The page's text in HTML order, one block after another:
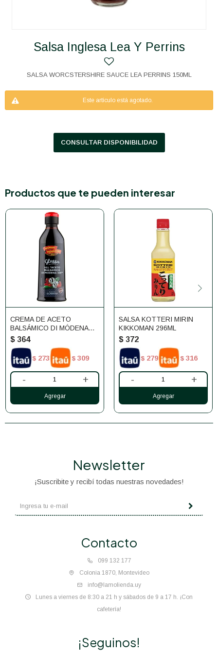
Salsa Inglesa Lea Y Perrins
SALSA WORCSTERSHIRE SAUCE LEA PERRINS 150ML
Este artículo está agotado.
CONSULTAR DISPONIBILIDAD
Productos que te pueden interesar
CREMA DE ACETO
BALSÁMICO DI MÓDENA
250ML
$ 364
$ 273 $ 309
- +
SALSA KOTTERI MIRIN
KIKKOMAN 296ML
$ 372
$ 279 $ 316
- +
Contacto
099 132 177
Colonia 1870, Montevideo
info@lamolienda.uy
Lunes a viernes de 8:30 a 21 h y sábados de 9 a 17 h. ¡Con
cafetería!
Newsletter
¡Suscribite y recibí todas nuestras novedades!
¡Seguinos!